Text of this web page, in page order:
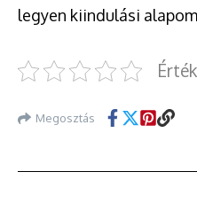
legyen kiindulási
Megosztás